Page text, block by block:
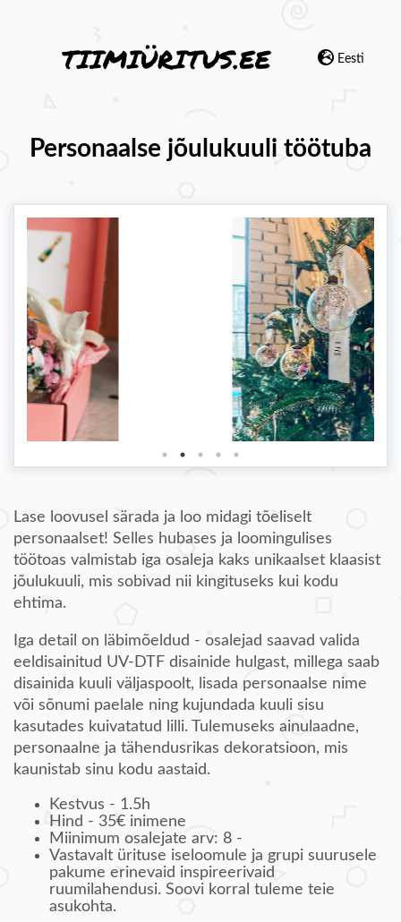
Eesti
Personaalse jõulukuuli töötuba
Lase loovusel särada ja loo midagi tõeliselt
personaalset! Selles hubases ja loomingulises
töötoas valmistab iga osaleja kaks unikaalset klaasist
jõulukuuli, mis sobivad nii kingituseks kui kodu
ehtima.
Iga detail on läbimõeldud - osalejad saavad valida
eeldisainitud UV-DTF disainide hulgast, millega saab
disainida kuuli väljaspoolt, lisada personaalse nime
või sõnumi paelale ning kujundada kuuli sisu
kasutades kuivatatud lilli. Tulemuseks ainulaadne,
personaalne ja tähendusrikas dekoratsioon, mis
kaunistab sinu kodu aastaid.
Kestvus - 1.5h
Hind - 35€ inimene
Miinimum osalejate arv: 8 -
Vastavalt ürituse iseloomule ja grupi suurusele
pakume erinevaid inspireerivaid
ruumilahendusi. Soovi korral tuleme teie
asukohta.